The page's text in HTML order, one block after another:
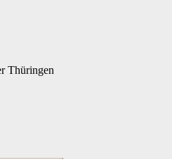
Thüringen